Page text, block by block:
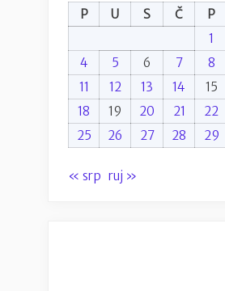
P
U S Č P
1
4
5 6 7 8
11
12 13 14 15
18
19 20 21 22
25
26 27 28 29
« srp ruj »